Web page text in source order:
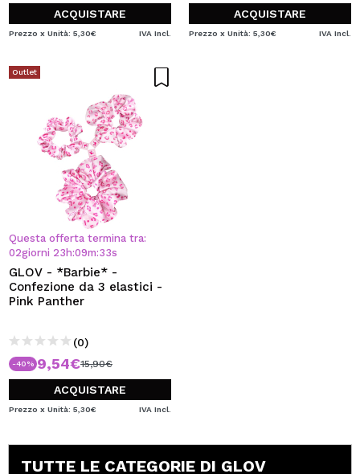
ACQUISTARE
Prezzo x Unità: 5,30€ IVA Incl.
ACQUISTARE
Prezzo x Unità: 5,30€ IVA Incl.
Outlet
Questa offerta termina tra:
02giorni 23 h:09m:32s
GLOV - *Barbie* -
Confezione da 3 elastici -
Pink Panther
(0)
-40% 9,54€15,90€
ACQUISTARE
Prezzo x Unità: 5,30€ IVA Incl.
TUTTE LE CATEGORIE DI GLOV